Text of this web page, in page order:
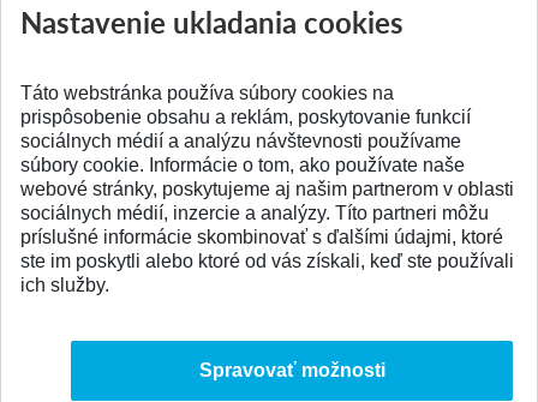
SPÄŤ NA VRCH
Nastavenie ukladania cookies
Táto webstránka používa súbory cookies na
prispôsobenie obsahu a reklám, poskytovanie funkcií
sociálnych médií a analýzu návštevnosti používame
súbory cookie. Informácie o tom, ako používate naše
webové stránky, poskytujeme aj našim partnerom v oblasti
sociálnych médií, inzercie a analýzy. Títo partneri môžu
príslušné informácie skombinovať s ďalšími údajmi, ktoré
ste im poskytli alebo ktoré od vás získali, keď ste používali
ich služby.
Spravovať možnosti